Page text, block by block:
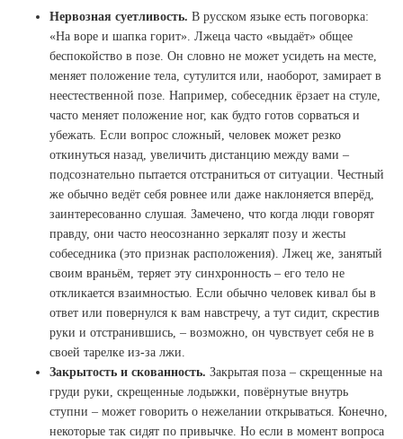
Нервозная суетливость. В русском языке есть поговорка:
«На воре и шапка горит». Лжеца часто «выдаёт» общее
беспокойство в позе. Он словно не может усидеть на месте,
меняет положение тела, сутулится или, наоборот, замирает в
неестественной позе. Например, собеседник ёρзает на стуле,
часто меняет положение ног, как будто готов сорваться и
убежать. Если вопрос сложный, человек может резко
откинуться назад, увеличить дистанцию между вами –
подсознательно пытается отстраниться от ситуации. Честный
же обычно ведёт себя ровнее или даже наклоняется вперёд,
заинтересованно слушая. Замечено, что когда люди говорят
правду, они часто неосознанно зеркалят позу и жесты
собеседника (это признак расположения). Лжец же, занятый
своим враньём, теряет эту синхронность – его тело не
откликается взаимностью. Если обычно человек кивал бы в
ответ или повернулся к вам навстречу, а тут сидит, скрестив
руки и отстранившись, – возможно, он чувствует себя не в
своей тарелке из-за лжи.
Закрытость и скованность. Закрытая поза – скрещенные на
груди руки, скрещенные лодыжки, повёрнутые внутрь
ступни – может говорить о нежелании открываться. Конечно,
некоторые так сидят по привычке. Но если в момент вопроса